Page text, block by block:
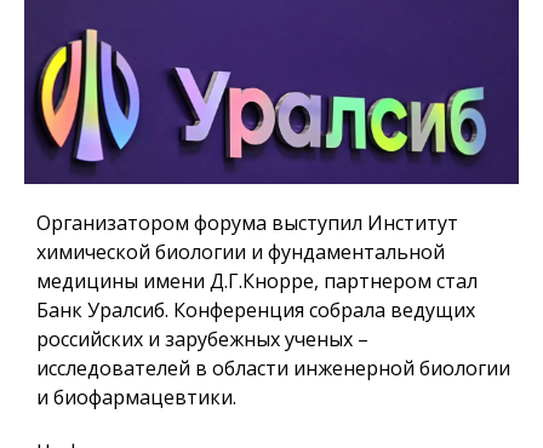
Организатором форума выступил Институт
химической биологии и фундаментальной
медицины имени Д.Г.Кнорре, партнером стал
Банк Уралсиб. Конференция собрала ведущих
российских и зарубежных ученых –
исследователей в области инженерной биологии
и биофармацевтики.